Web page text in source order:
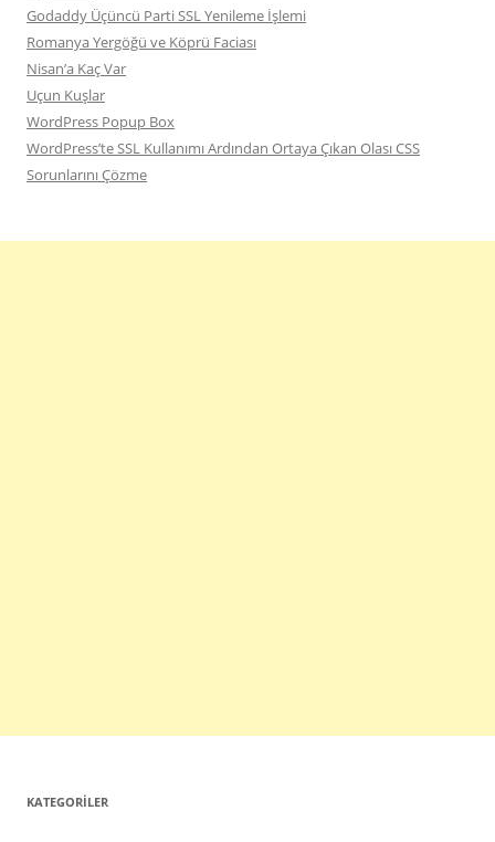
Godaddy Üçüncü Parti SSL Yenileme İşlemi
Romanya Yergöğü ve Köprü Faciası
Nisan’a Kaç Var
Uçun Kuşlar
WordPress Popup Box
WordPress’te SSL Kullanımı Ardından Ortaya Çıkan Olası CSS
Sorunlarını Çözme
KATEGORILER